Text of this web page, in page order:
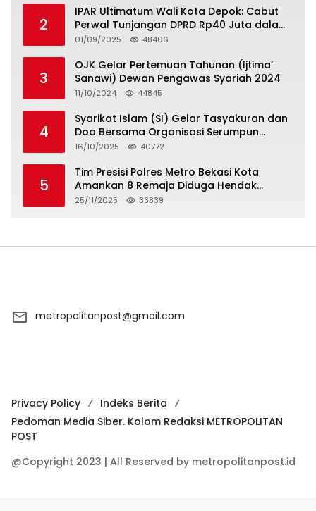
2
IPAR Ultimatum Wali Kota Depok: Cabut
Perwal Tunjangan DPRD Rp40 Juta dalam
5 Hari atau Hadapi Aksi Rakyat
01/09/2025 48406
3
OJK Gelar Pertemuan Tahunan (Ijtima’
Sanawi) Dewan Pengawas Syariah 2024
11/10/2024 44845
4
Syarikat Islam (SI) Gelar Tasyakuran dan
Doa Bersama Organisasi Serumpun
Syarikat Islam Doa
16/10/2025 40772
5
Tim Presisi Polres Metro Bekasi Kota
Amankan 8 Remaja Diduga Hendak
Tawuran
25/11/2025 33839
metropolitanpost@gmail.com
Privacy Policy
Indeks Berita
Pedoman Media Siber. Kolom Redaksi METROPOLITAN
POST
@Copyright 2023 | All Reserved by metropolitanpost.id